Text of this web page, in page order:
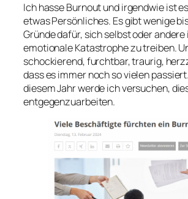
Ich hasse Burnout und irgendwie ist
etwas Persönliches. Es gibt wenige
Gründe dafür, sich selbst oder andere
emotionale Katastrophe zu treiben.
schockierend, furchtbar, traurig,
dass es immer noch so vielen
diesem Jahr werde ich versuchen,
entgegenzuarbeiten.